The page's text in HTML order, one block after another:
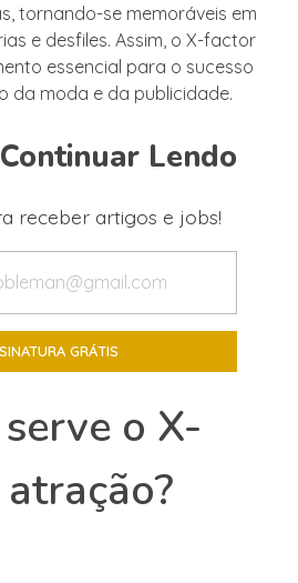
tornando-se memoráveis em
e desfiles. Assim, o X-factor
essencial para o sucesso
da moda e da publicidade.
Lendo
receber artigos e jobs!
o X-